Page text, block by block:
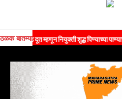
ठळक बातम्या
दूत म्हणून नियुक्ती शुद्ध पिण्याच्या पाण्याच्या